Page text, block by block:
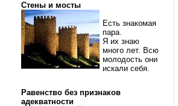
Стены и мосты
Есть знакомая
пара.
Я их знаю
много лет. Всю
молодость они
искали себя.
Равенство без признаков
адекватности